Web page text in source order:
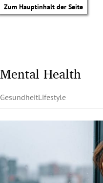
Zum Hauptinhalt der Seite
Mental Health
GesundheitLifestyle